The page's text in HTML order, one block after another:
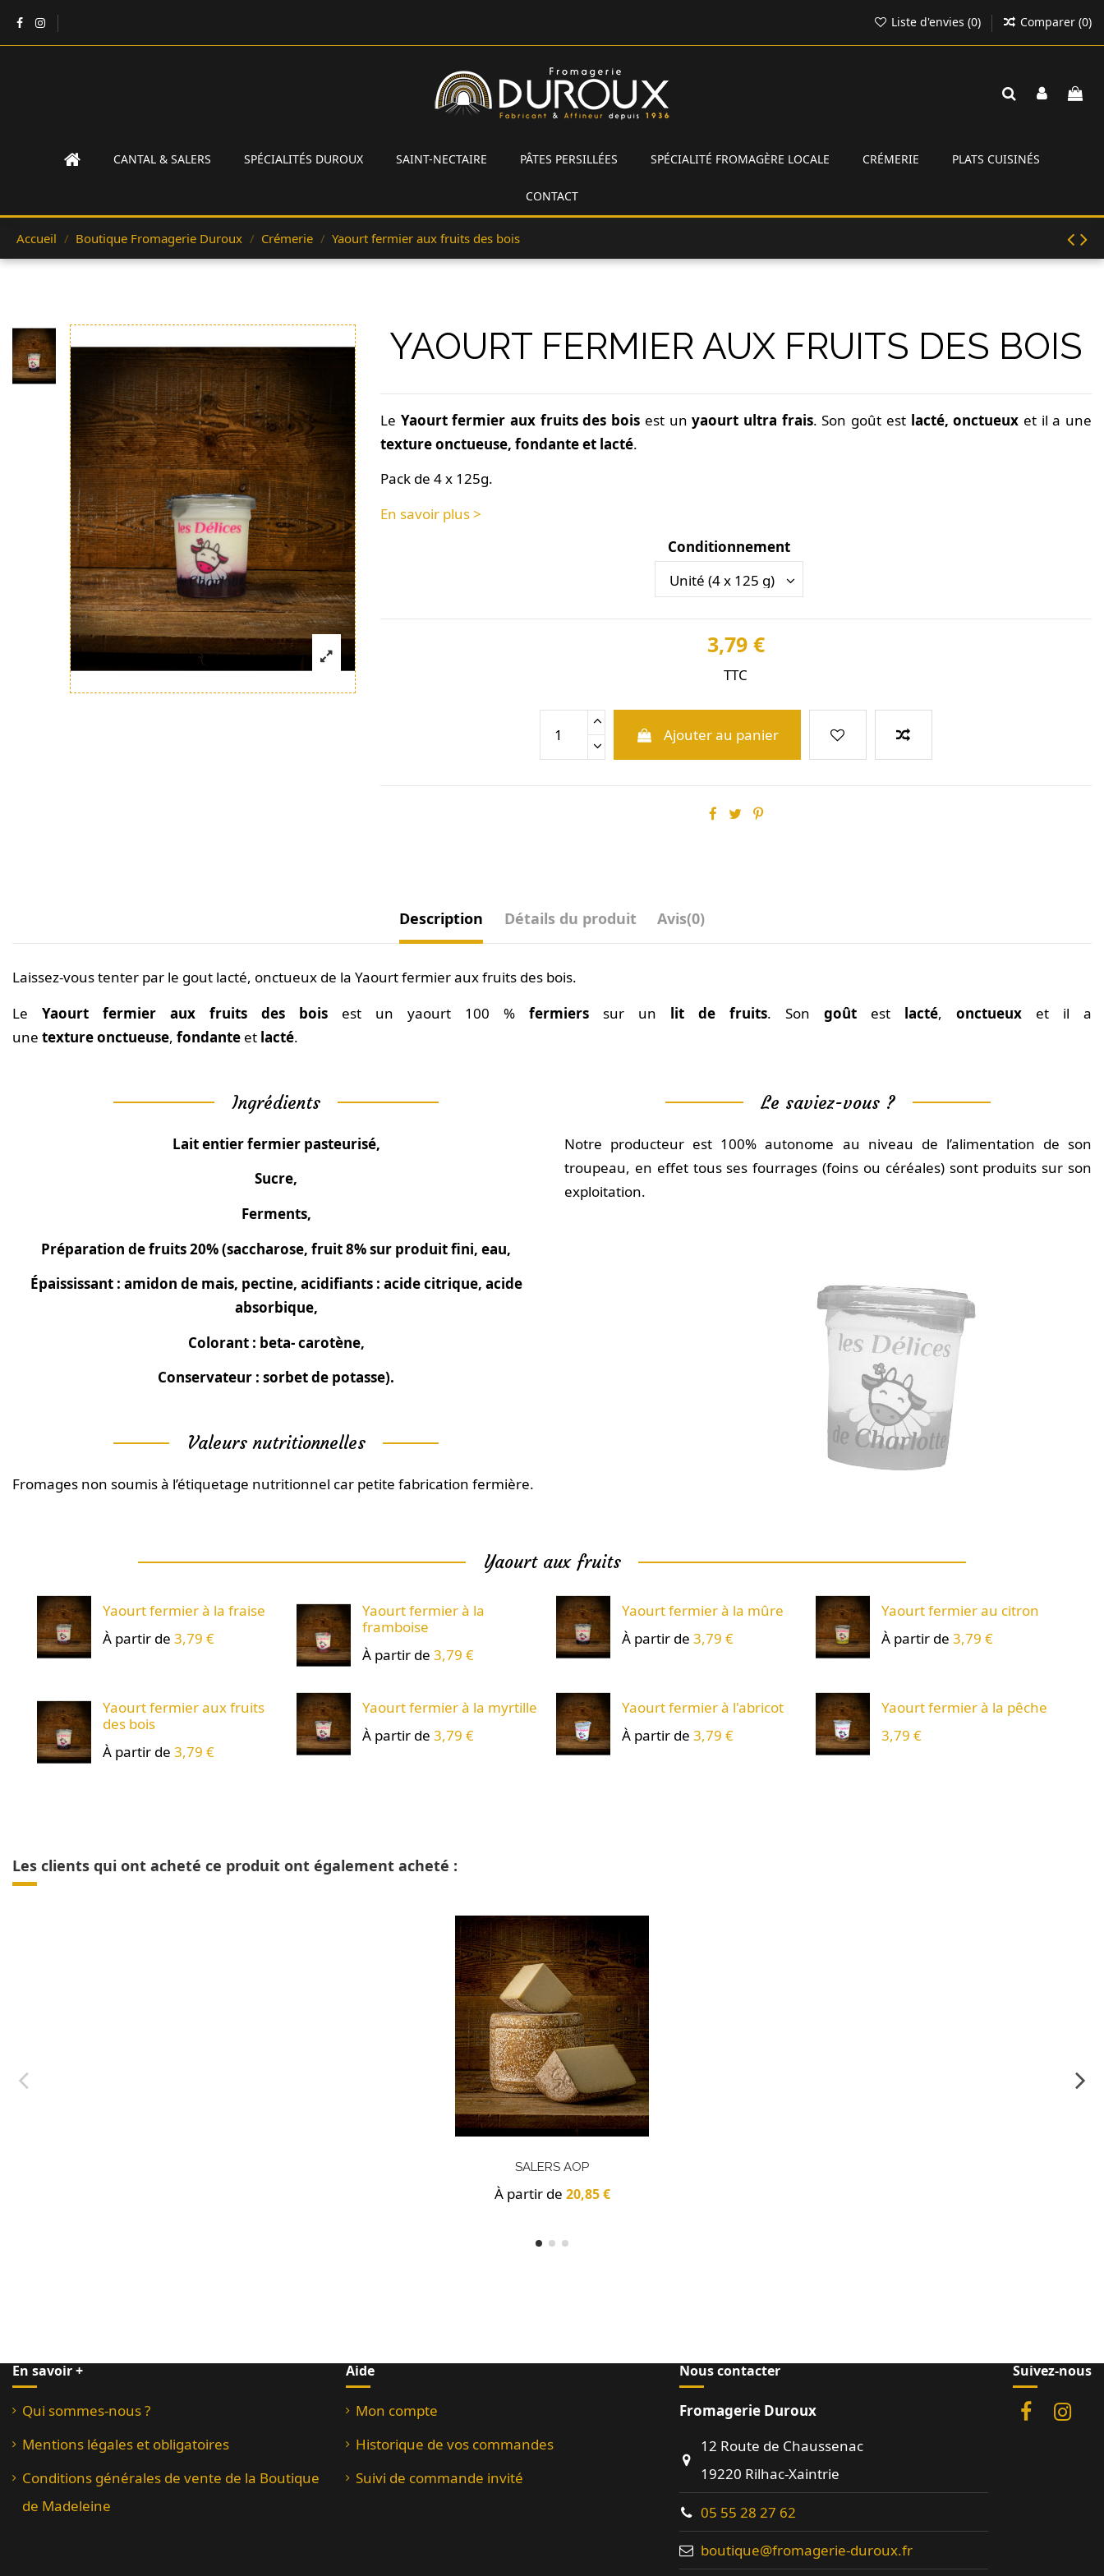
Liste d'envies (0) Comparer (0)
CANTAL & SALERS SPÉCIALITÉS DUROUX SAINT-NECTAIRE PÂTES PERSILLÉES SPÉCIALITÉ FROMAGÈRE LOCALE CRÉMERIE PLATS CUISINÉS
CONTACT
Accueil Boutique Fromagerie Duroux Crémerie Yaourt fermier aux fruits des bois
YAOURT FERMIER AUX FRUITS DES BOIS
Le Yaourt fermier aux fruits des bois est unyaourt ultra frais. Son goût estlacté, onctueux et il a une
texture onctueuse, fondante et lacté.
Pack de 4 x 125g.
En savoir plus >
Conditionnement
3,79 €
TTC
Ajouter au panier
Description Détails du produit Avis(0)
Laissez-vous tenter par le gout lacté, onctueux de la Yaourt fermier aux fruits des bois.
Le Yaourt fermier aux fruits des bois est un yaourt 100 % fermiers sur un lit de fruits. Son goût est lacté, onctueux et il a
une textureonctueuse, fondante et lacté.
Ingrédients
Lait entier fermier pasteurisé,
Sucre,
Ferments,
Préparation de fruits 20% (saccharose, fruit 8% sur produit fini, eau,
Épaississant : amidon de mais, pectine, acidifiants : acide citrique, acide
absorbique,
Colorant : beta- carotène,
Conservateur : sorbet de potasse).
Valeurs nutritionnelles
Fromages non soumis à l’étiquetage nutritionnel car petite fabrication fermière.
Le saviez-vous ?
Notre producteur est 100% autonome au niveau de l’alimentation de son
troupeau, en effet tous ses fourrages (foins ou céréales) sont produits sur son
exploitation.
Yaourt aux fruits
Yaourt fermier à la fraise
À partir de 3,79 €
Yaourt fermier à la
framboise
À partir de 3,79 €
Yaourt fermier à la mûre
À partir de 3,79 €
Yaourt fermier au citron
À partir de 3,79 €
Yaourt fermier aux fruits
des bois
À partir de 3,79 €
Yaourt fermier à la myrtille
À partir de 3,79 €
Yaourt fermier à l'abricot
À partir de 3,79 €
Yaourt fermier à la pêche
3,79 €
Les clients qui ont acheté ce produit ont également acheté :
SALERS AOP
À partir de 20,85 €
En savoir +
Qui sommes-nous ?
Mentions légales et obligatoires
Conditions générales de vente de la Boutique
de Madeleine
Aide
Mon compte
Historique de vos commandes
Suivi de commande invité
Nous contacter
Fromagerie Duroux
12 Route de Chaussenac
19220 Rilhac-Xaintrie
05 55 28 27 62
boutique@fromagerie-duroux.fr
Suivez-nous